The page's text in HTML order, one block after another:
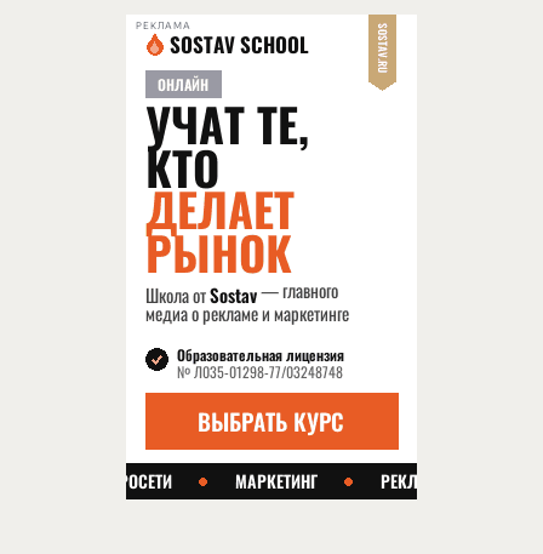
РЕКЛАМА